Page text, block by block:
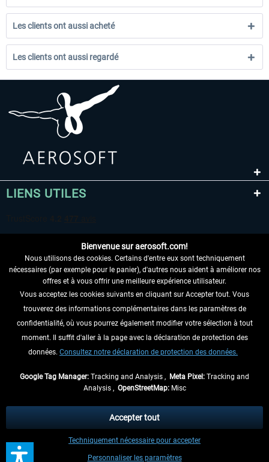
Les clients ont aussi acheté
Les clients ont aussi regardé
LIENS UTILES
RENONCER AU CONTRAT ICI
INFORMATIONS
NE MANQUEZ PAS LES DERNIÈRES
échéant, frais de remboursement, si aucune description contraire.
** S'applique aux envois vers l'Allemagne. Pour les autres pays, veuillez
consulter lesinformations d'expédition.
Bienvenue sur aerosoft.com!
Nous utilisons des cookies. Certains d'entre eux sont techniquement
nécessaires (par exemple pour le panier), d'autres nous aident à améliorer nos
offres et à vous offrir une meilleure expérience utilisateur.
Vous acceptez les cookies suivants en cliquant sur Accepter tout. Vous
trouverez des informations complémentaires dans les paramètres de
confidentialité, où vous pourrez également modifier votre sélection à tout
moment. Il suffit d'aller à la page avec la déclaration de protection des
données. Consultez notre déclaration de protection des données.
Google Tag Manager: Tracking and Analysis , Meta Pixel: Tracking and
Analysis , OpenStreetMap:Misc
Personnaliser les paramètres
Techniquement nécessaire pour accepter
Accepter tout